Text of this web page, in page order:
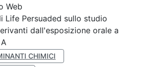
Web
Life Persuaded sullo studio
dall'esposizione orale a
CHIMICI